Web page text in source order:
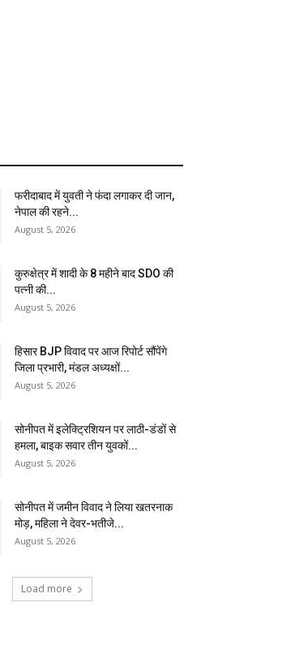
फरीदाबाद में युवती ने फंदा लगाकर दी जान,
नेपाल की रहने...
August 5, 2026
कुरुक्षेत्र में शादी के 8 महीने बाद SDO की
पत्नी की...
August 5, 2026
हिसार BJP विवाद पर आज रिपोर्ट सौंपेंगे
जिला प्रभारी, मंडल अध्यक्षों...
August 5, 2026
सोनीपत में इलेक्ट्रिशियन पर लाठी-डंडों से
हमला, बाइक सवार तीन युवकों...
August 5, 2026
सोनीपत में जमीन विवाद ने लिया खतरनाक
मोड़, महिला ने देवर-भतीजे...
August 5, 2026
Load more